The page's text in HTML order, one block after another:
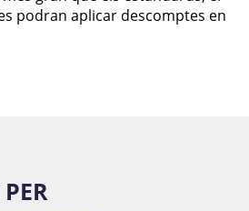
podran aplicar descomptes en